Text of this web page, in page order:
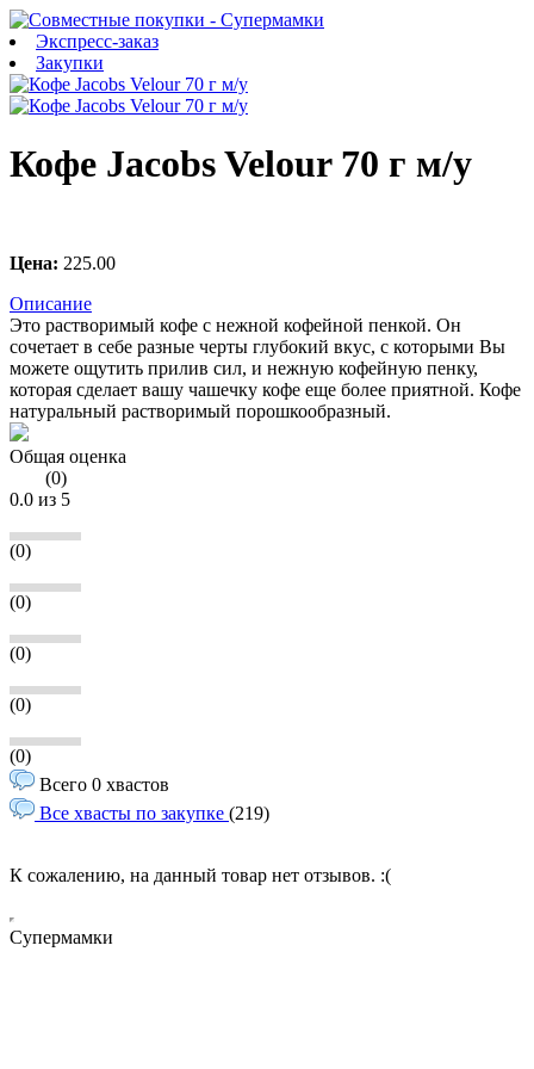
Экспресс-заказ
Закупки
Кофе Jacobs Velour 70 г м/у
Цена: 225.00
Описание
Это растворимый кофе с нежной кофейной пенкой. Он
сочетает в себе разные черты глубокий вкус, с которыми Вы
можете ощутить прилив сил, и нежную кофейную пенку,
которая сделает вашу чашечку кофе еще более приятной. Кофе
натуральный растворимый порошкообразный.
Общая оценка
(0)
0.0 из 5
(0)
(0)
(0)
(0)
(0)
Всего 0 хвастов
Все хвасты по закупке (219)
К сожалению, на данный товар нет отзывов. :(
Супермамки